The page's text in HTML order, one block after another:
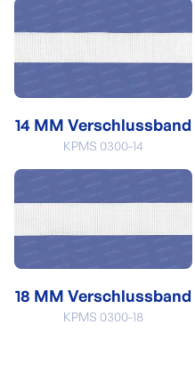
14 MM Verschlussband
KPMS 0300-14
18 MM Verschlussband
KPMS 0300-18